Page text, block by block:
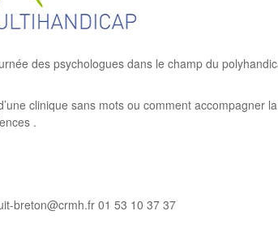
des psychologues dans le champ du
clinique sans mots ou comment accompagner
.
breton@crmh.fr 01 53 10 37 37